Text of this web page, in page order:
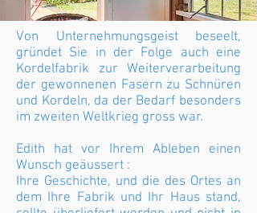
Von Unternehmungsgeist beseelt,
gründet Sie in der Folge auch eine
Kordelfabrik zur Weiterverarbeitung
der gewonnenen Fasern zu Schnüren
und Kordeln, da der Bedarf besonders
im zweiten Weltkrieg gross war.
Edith hat vor Ihrem Ableben einen
Wunsch geäussert :
Ihre Geschichte, und die des Ortes an
dem Ihre Fabrik und Ihr Haus stand,